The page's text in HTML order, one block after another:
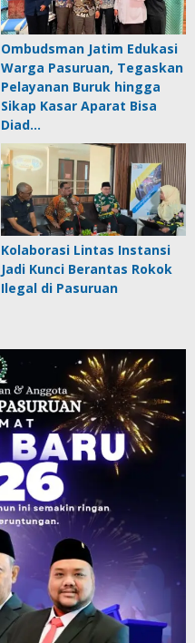
Ombudsman Jatim Edukasi
Warga Pasuruan, Tegaskan
Pelayanan Buruk hingga
Sikap Kasar Aparat Bisa
Diad…
Kolaborasi Lintas Instansi
Jadi Kunci Berantas Rokok
Ilegal di Pasuruan